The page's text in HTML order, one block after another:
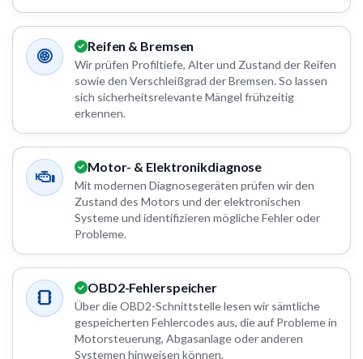
Reifen & Bremsen
Wir prüfen Profiltiefe, Alter und Zustand der Reifen
sowie den Verschleißgrad der Bremsen. So lassen
sich sicherheitsrelevante Mängel frühzeitig
erkennen.
Motor- & Elektronikdiagnose
Mit modernen Diagnosegeräten prüfen wir den
Zustand des Motors und der elektronischen
Systeme und identifizieren mögliche Fehler oder
Probleme.
OBD2-Fehlerspeicher
Über die OBD2-Schnittstelle lesen wir sämtliche
gespeicherten Fehlercodes aus, die auf Probleme in
Motorsteuerung, Abgasanlage oder anderen
Systemen hinweisen können.